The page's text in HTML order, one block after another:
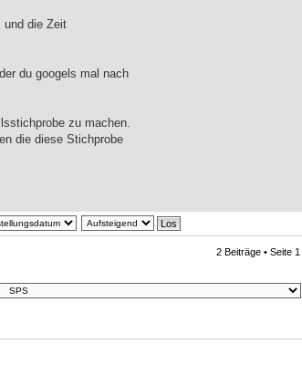
und die Zeit
du googels mal nach
zu machen.
die diese Stichprobe
2 Beiträge • Seite 1